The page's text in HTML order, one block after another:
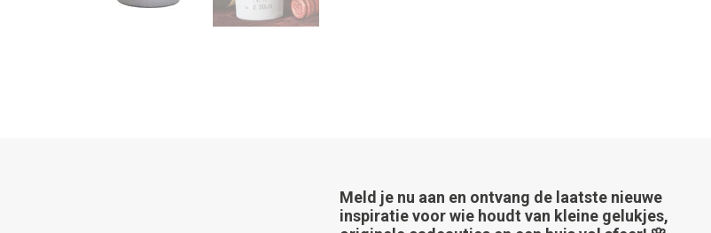
Meld je nu aan en ontvang de laatste nieuwe
inspiratie voor wie houdt van kleine gelukjes,